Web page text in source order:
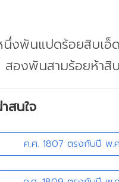
นึ่งพันแปดร้อยสิบเอ็
สองพันสามร้อยห้าสิ
สนใจ
ค.ศ. 1807 ตรงกับปี พ.